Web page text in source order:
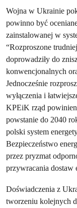
Wojna w Ukrainie
powinno być
zainstalowanej w
“Rozproszone
doprowadziły do
konwencjonalnych
Jednocześnie
wyłączenia i
KPEiK rząd
powstanie do 2040
polski system
Bezpieczeństwo
przez pryzmat
przywracania dostaw
Doświadczenia z
tworzeniu kolejnych